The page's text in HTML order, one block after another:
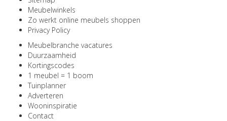
Meubelwinkels
Zo werkt online meubels shoppen
Privacy Policy
Meubelbranche vacatures
Duurzaamheid
Kortingscodes
1 meubel = 1 boom
Tuinplanner
Adverteren
Wooninspiratie
Contact